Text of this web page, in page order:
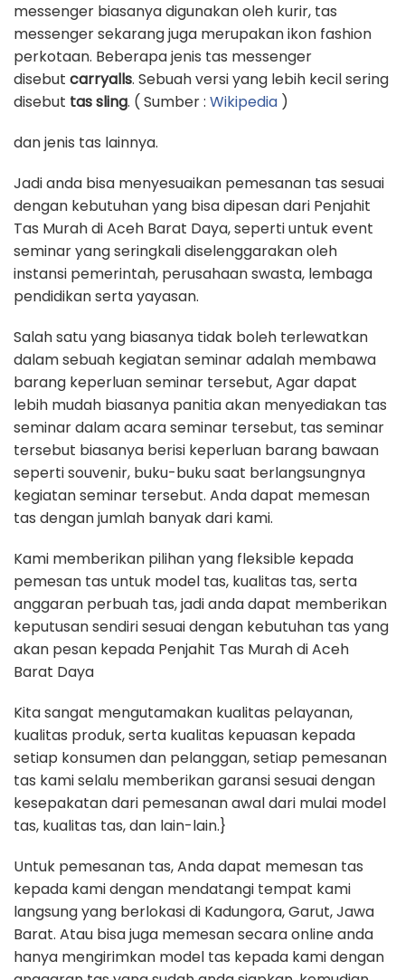
messenger biasanya digunakan oleh kurir, tas
messenger sekarang juga merupakan ikon fashion
perkotaan. Beberapa jenis tas messenger
disebut carryalls. Sebuah versi yang lebih kecil sering
disebut tas sling. ( Sumber : Wikipedia )
dan jenis tas lainnya.
Jadi anda bisa menyesuaikan pemesanan tas sesuai
dengan kebutuhan yang bisa dipesan dari Penjahit
Tas Murah di Aceh Barat Daya, seperti untuk event
seminar yang seringkali diselenggarakan oleh
instansi pemerintah, perusahaan swasta, lembaga
pendidikan serta yayasan.
Salah satu yang biasanya tidak boleh terlewatkan
dalam sebuah kegiatan seminar adalah membawa
barang keperluan seminar tersebut, Agar dapat
lebih mudah biasanya panitia akan menyediakan tas
seminar dalam acara seminar tersebut, tas seminar
tersebut biasanya berisi keperluan barang bawaan
seperti souvenir, buku-buku saat berlangsungnya
kegiatan seminar tersebut. Anda dapat memesan
tas dengan jumlah banyak dari kami.
Kami memberikan pilihan yang fleksible kepada
pemesan tas untuk model tas, kualitas tas, serta
anggaran perbuah tas, jadi anda dapat memberikan
keputusan sendiri sesuai dengan kebutuhan tas yang
akan pesan kepada Penjahit Tas Murah di Aceh
Barat Daya
Kita sangat mengutamakan kualitas pelayanan,
kualitas produk, serta kualitas kepuasan kepada
setiap konsumen dan pelanggan, setiap pemesanan
tas kami selalu memberikan garansi sesuai dengan
kesepakatan dari pemesanan awal dari mulai model
tas, kualitas tas, dan lain-lain.}
Untuk pemesanan tas, Anda dapat memesan tas
kepada kami dengan mendatangi tempat kami
langsung yang berlokasi di Kadungora, Garut, Jawa
Barat. Atau bisa juga memesan secara online anda
hanya mengirimkan model tas kepada kami dengan